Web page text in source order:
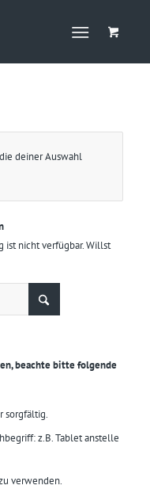
deiner Auswahl
ist nicht verfügbar. Willst
beachte bitte folgende
sorgfältig.
z.B. Tablet anstelle
verwenden.